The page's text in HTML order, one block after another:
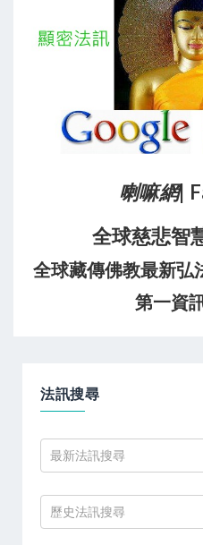
喇嘛網|
全球慈悲智
全球藏傳佛教最新
第一資
法訊搜尋